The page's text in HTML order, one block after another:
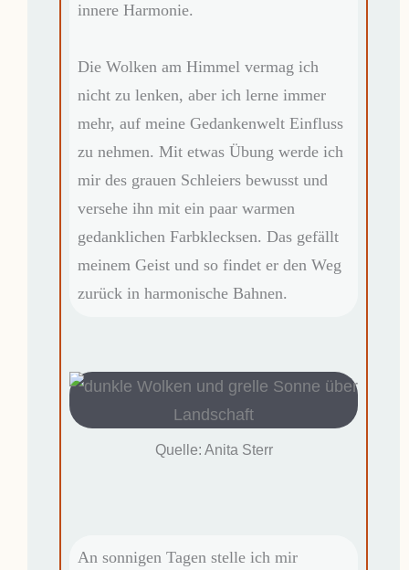
innere Harmonie.
Die Wolken am Himmel vermag ich
nicht zu lenken, aber ich lerne immer
mehr, auf meine Gedankenwelt Einfluss
zu nehmen. Mit etwas Übung werde ich
mir des grauen Schleiers bewusst und
versehe ihn mit ein paar warmen
gedanklichen Farbklecksen. Das gefällt
meinem Geist und so findet er den Weg
zurück in harmonische Bahnen.
Quelle: Anita Sterr
An sonnigen Tagen stelle ich mir